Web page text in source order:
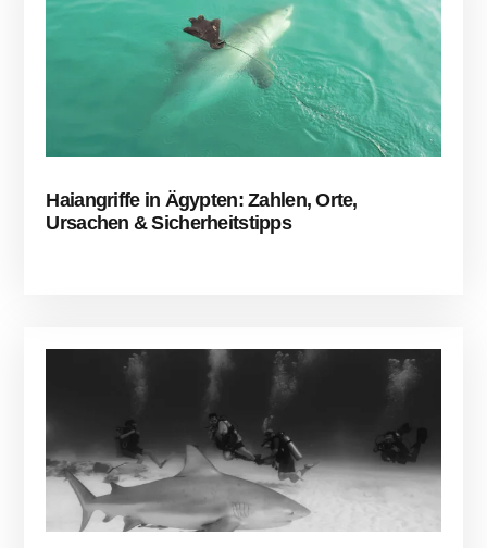
Haiangriffe in Ägypten: Zahlen, Orte,
Ursachen & Sicherheitstipps